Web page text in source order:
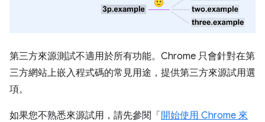
第三方來源測試不適用於所有功能。Chrome 只會針對在第
三方網站上嵌入程式碼的常見用途，提供第三方來源試用選
項。
如果您不熟悉來源試用，請先參閱「 開始使用 Chrome 來